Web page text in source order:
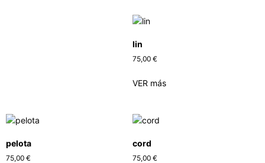
lin
75,00 €
VER más
pelota
75,00 €
cord
75,00 €